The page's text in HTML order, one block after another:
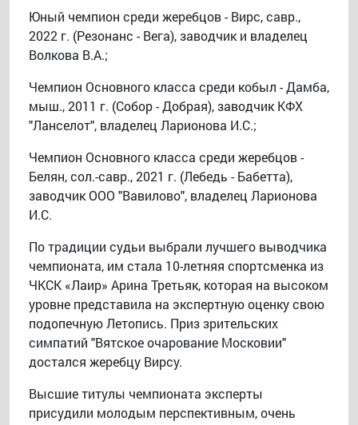
Юный чемпион среди жеребцов - Вирс, савр.,
2022 г. (Резонанс - Вега), заводчик и владелец
Волкова В.А.;
Чемпион Основного класса среди кобыл - Дамба,
мыш., 2011 г. (Собор - Добрая), заводчик КФХ
"Ланселот", владелец Ларионова И.С.;
Чемпион Основного класса среди жеребцов -
Белян, сол.-савр., 2021 г. (Лебедь - Бабетта),
заводчик ООО "Вавилово", владелец Ларионова
И.С.
По традиции судьи выбрали лучшего выводчика
чемпионата, им стала 10-летняя спортсменка из
ЧКСК «Лаир» Арина Третьяк, которая на высоком
уровне представила на экспертную оценку свою
подопечную Летопись. Приз зрительских
симпатий "Вятское очарование Московии"
достался жеребцу Вирсу.
Высшие титулы чемпионата эксперты
присудили молодым перспективным, очень